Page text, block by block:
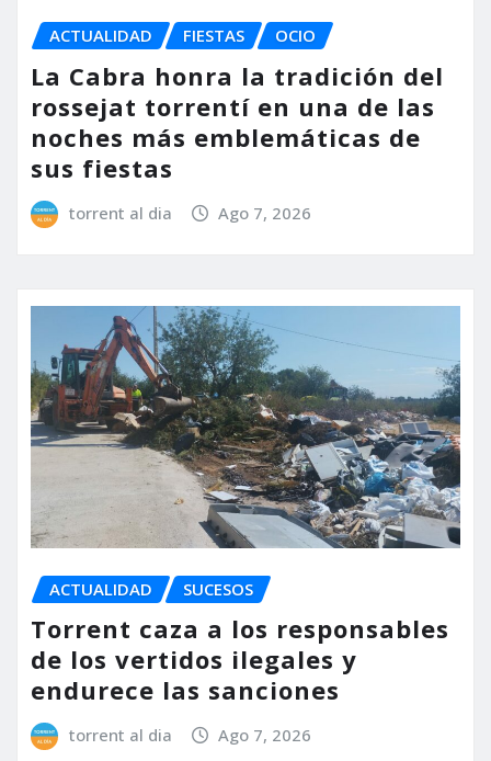
ACTUALIDAD FIESTAS OCIO
La Cabra honra la tradición del
rossejat torrentí en una de las
noches más emblemáticas de
sus fiestas
torrent al dia Ago 7, 2026
ACTUALIDAD SUCESOS
Torrent caza a los responsables
de los vertidos ilegales y
endurece las sanciones
torrent al dia Ago 7, 2026